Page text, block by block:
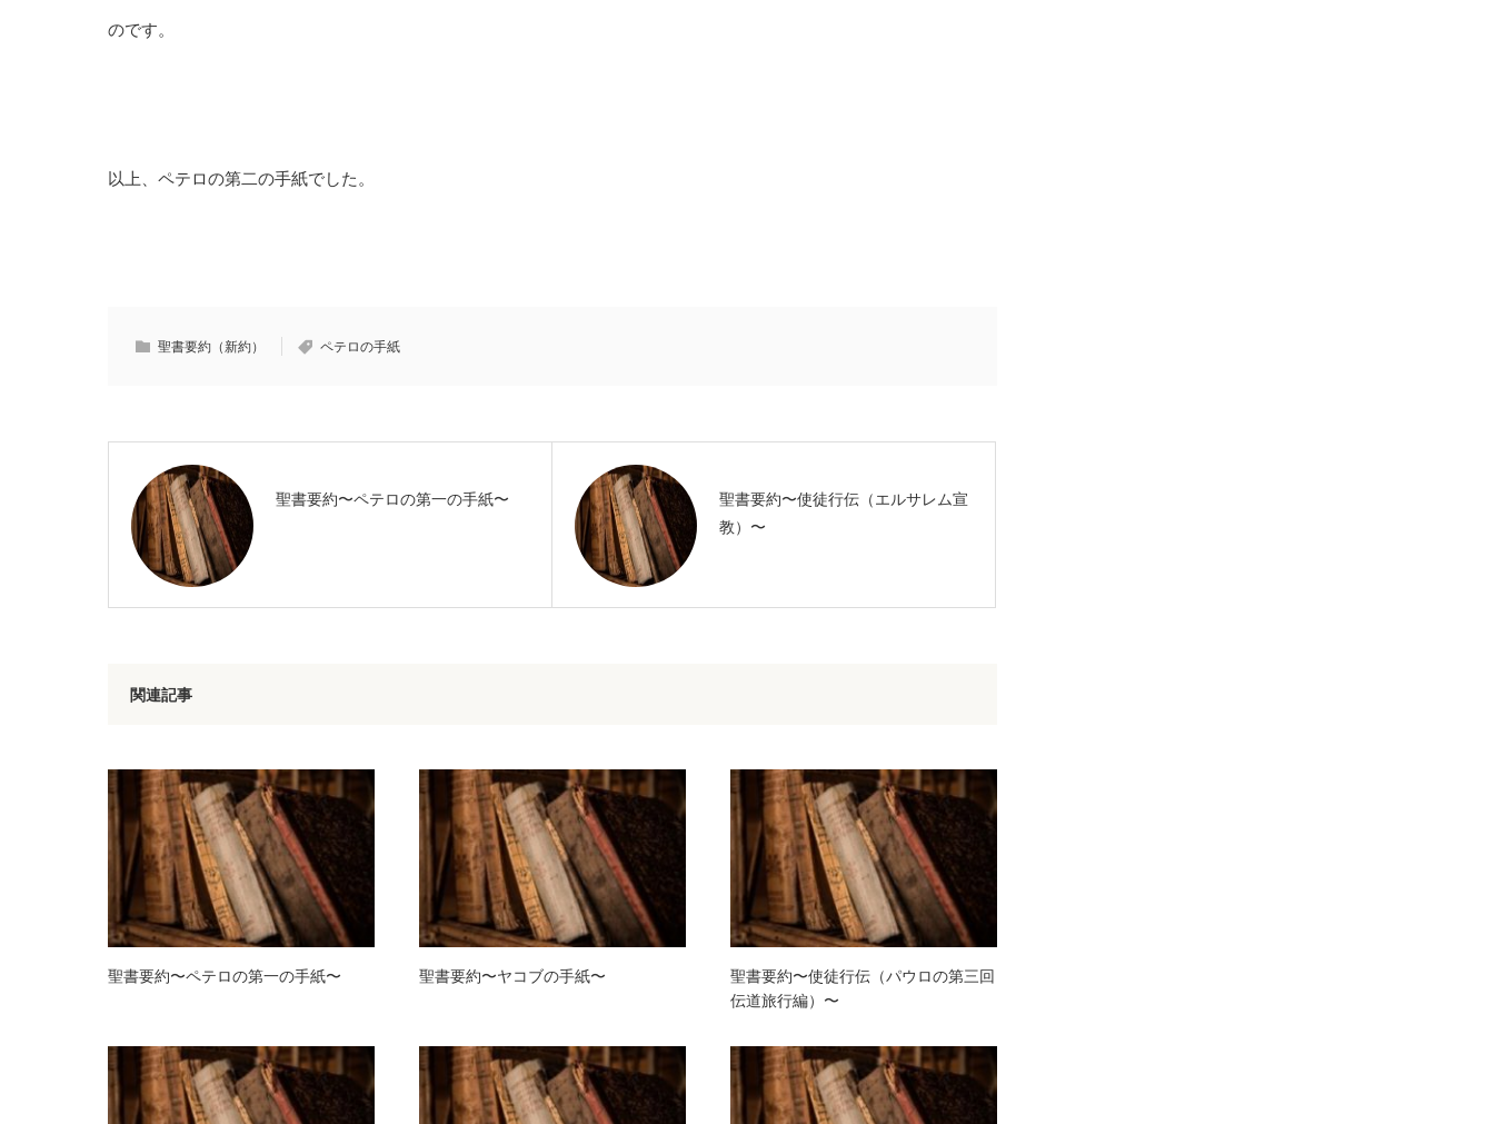
のです。
以上、ペテロの第二の手紙でした。
聖書要約（新約） ペテロの手紙
聖書要約〜ペテロの第一の手紙〜
聖書要約〜使徒行伝（エルサレム宣
教）〜
関連記事
聖書要約〜ペテロの第一の手紙〜 聖書要約〜ヤコブの手紙〜
聖書要約〜使徒行伝（パウロの第三回
伝道旅行編）〜